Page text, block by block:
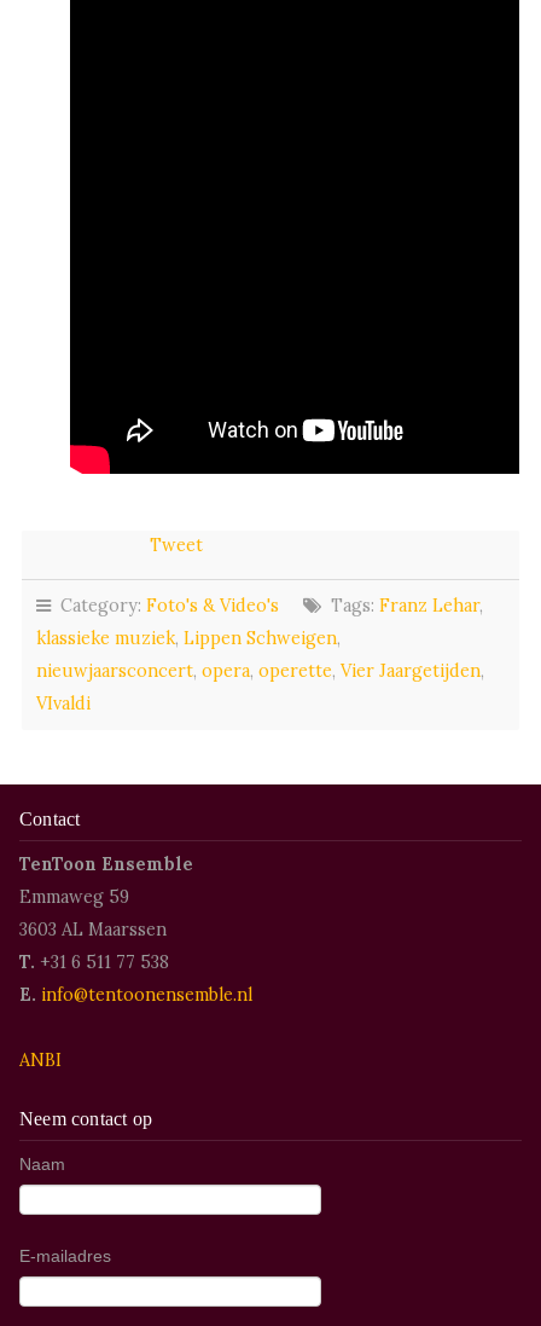
Tweet
Category: Foto's & Video's Tags: Franz Lehar,
klassieke muziek, Lippen Schweigen,
nieuwjaarsconcert, opera, operette, Vier Jaargetijden,
VIvaldi
Contact
TenToon Ensemble
Emmaweg 59
3603 AL Maarssen
T. +31 6 511 77 538
E. info@tentoonensemble.nl
ANBI
Neem contact op
Naam
E-mailadres